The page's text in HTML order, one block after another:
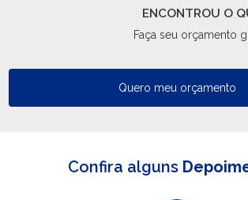
ENCONTROU O
Faça seu orçamento
Quero meu orçamento
Confira alguns